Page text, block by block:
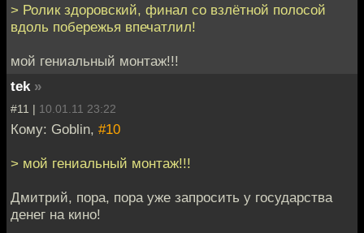
> Ролик здоровский, финал со взлётной полосой
вдоль побережья впечатлил!
мой гениальный монтаж!!!
tek »
#11 | 10.01.11 23:22
Кому: Goblin, #10
> мой гениальный монтаж!!!
Дмитрий, пора, пора уже запросить у государства
денег на кино!